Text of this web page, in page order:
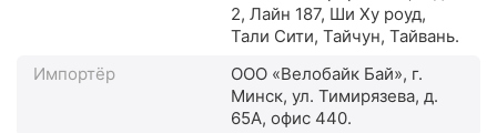
2, Лайн 187, Ши Ху роуд,
Тали Сити, Тайчун, Тайвань.
Импортёр
ООО «Велобайк Бай», г.
Минск, ул. Тимирязева, д.
65А, офис 440.